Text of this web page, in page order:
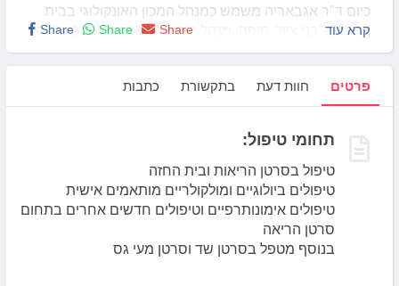
כיום ד"ר אגבאריה משמש כמנהל המכון האונקולוגי בבית
החולים "בני ציון" חיפה, מנהל היחידה לאונקולוגיה בקהילה
במחוז הצפון שירותי בריאות כללית.
חולים בגרמניה ובצרפת בתחום ביולוגיה מולקולרית וסרטן
הריאות.
Share Share Share קרא עוד
פרטים חוות דעת בתקשורת כתבות
תחומי טיפול:
טיפול בסרטן הריאות ובית החזה
טיפולים ביולוגיים ומולקולריים מותאמים אישית
טיפולים אימונותרפיים וטיפולים חדשים אחרים בתחום
סרטן הריאה
בנוסף מטפל בסרטן שד וסרטן מעי גס